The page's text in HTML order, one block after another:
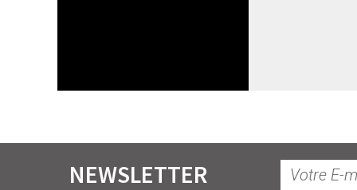
NEWSLETTER